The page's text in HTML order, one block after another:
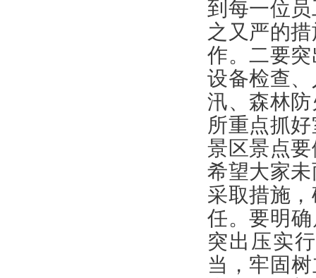
到每一位
之又严的
作。二要
设备检查
汛、森林
所重点抓
景区景点
希望大家
采取措施
任。要明
突出压实
当，牢固